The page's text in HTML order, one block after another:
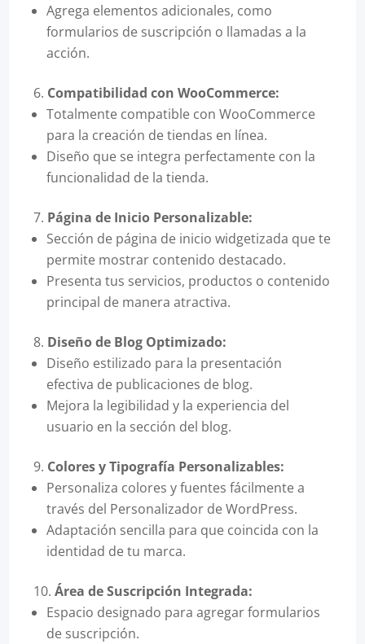
Agrega elementos adicionales, como
formularios de suscripción o llamadas a la
acción.
Compatibilidad con WooCommerce:
Totalmente compatible con WooCommerce
para la creación de tiendas en línea.
Diseño que se integra perfectamente con la
funcionalidad de la tienda.
Página de Inicio Personalizable:
Sección de página de inicio widgetizada que te
permite mostrar contenido destacado.
Presenta tus servicios, productos o contenido
principal de manera atractiva.
Diseño de Blog Optimizado:
Diseño estilizado para la presentación
efectiva de publicaciones de blog.
Mejora la legibilidad y la experiencia del
usuario en la sección del blog.
Colores y Tipografía Personalizables:
Personaliza colores y fuentes fácilmente a
través del Personalizador de WordPress.
Adaptación sencilla para que coincida con la
identidad de tu marca.
Área de Suscripción Integrada:
Espacio designado para agregar formularios
de suscripción.